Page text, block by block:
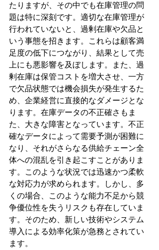
たりますが、その中でも在庫管理の問
題は特に深刻です。適切な在庫管理が
行われていないと、過剰在庫や欠品と
いう事態を招きます。これらは顧客満
足度の低下につながり、結果として売
上にも悪影響を及ぼします。また、過
剰在庫は保管コストを増大させ、一方
で欠品状態では機会損失が発生するた
め、企業経営に直接的なダメージとな
ります。在庫データの不正確さもま
た、大きな障害となっています。不正
確なデータによって需要予測が困難に
なり、それがさらなる供給チェーン全
体への混乱を引き起こすことがありま
す。このような状況では迅速かつ柔軟
な対応力が求められます。しかし、多
くの場合、このような能力不足から競
争優位性を失うリスクも存在していま
す。そのため、新しい技術やシステム
導入による効率化策が急務とされてい
ます。